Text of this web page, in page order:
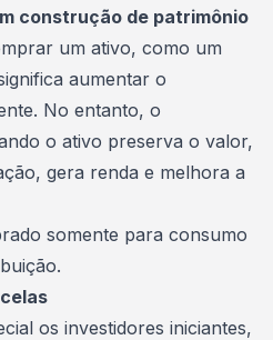
construção de patrimônio
um ativo, como um
aumentar o
No entanto, o
o ativo preserva o valor,
gera renda e melhora a
somente para consumo
os investidores iniciantes,